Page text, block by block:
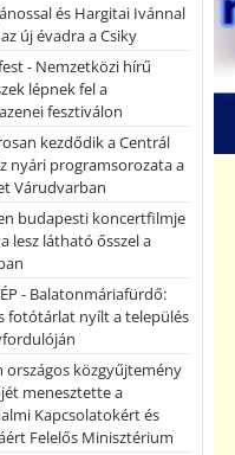
és Hargitai Ivánnal
új évadra a Csiky
- Nemzetközi hírű
lépnek fel a
fesztiválon
kezdődik a Centrál
nyári programsorozata a
Várudvarban
budapesti koncertfilmje
lesz látható ősszel a
- Balatonmáriafürdő:
fotótárlat nyílt a település
országos közgyűjtemény
menesztette a
Kapcsolatokért és
Felelős Minisztérium